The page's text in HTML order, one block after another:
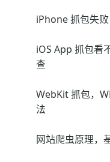
iPhone 抓包失
iOS App 抓包看
查
WebKit 抓包，
法
网站爬虫原理，